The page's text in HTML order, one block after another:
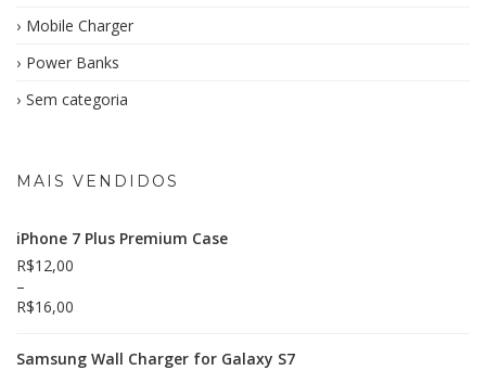
Mobile Charger
Power Banks
Sem categoria
MAIS VENDIDOS
iPhone 7 Plus Premium Case
R$12,00
–
R$16,00
Samsung Wall Charger for Galaxy S7